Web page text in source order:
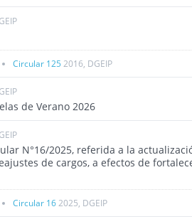
Circular 125 2016, DGEIP
de Verano 2026
N°16/2025, referida a la
de cargos, a efectos de
Circular 162025, DGEIP